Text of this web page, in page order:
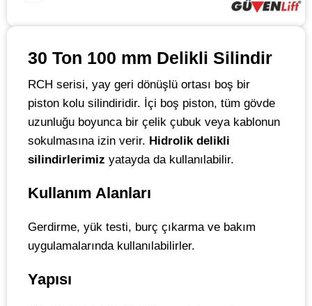
30 Ton 100 mm Delikli Silindir
RCH serisi, yay geri dönüşlü ortası boş bir
piston kolu silindiridir. İçi boş piston, tüm gövde
uzunluğu boyunca bir çelik çubuk veya kablonun
sokulmasına izin verir. Hidrolik delikli
silindirlerimiz yatayda da kullanılabilir.
Kullanım Alanları
Gerdirme, yük testi, burç çıkarma ve bakım
uygulamalarında kullanılabilirler.
Yapısı